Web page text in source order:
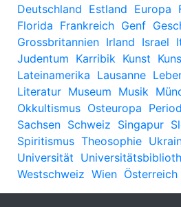
Deutschland Estland Europa
Florida Frankreich Genf
Grossbritannien Irland Israel
Judentum Karribik Kunst
Lateinamerika Lausanne
Literatur Museum Musik
Okkultismus Osteuropa
Sachsen Schweiz Singapur
Spiritismus Theosophie
Universität
Westschweiz Wien Österreich